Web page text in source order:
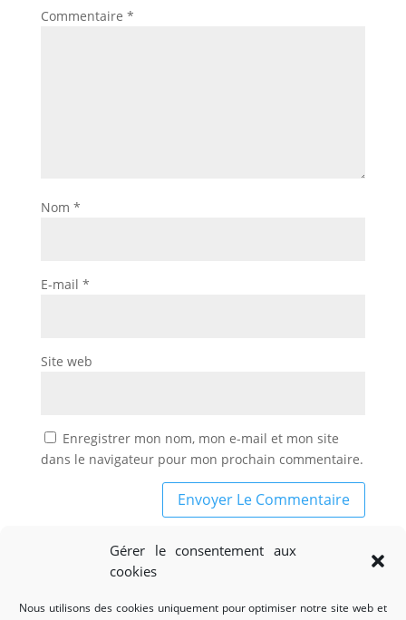
Gérer le consentement aux
cookies
Nous utilisons des cookies uniquement pour optimiser notre site web et
Commentaire *
Nom *
E-mail *
Site web
Enregistrer mon nom, mon e-mail et mon site
dans le navigateur pour mon prochain commentaire.